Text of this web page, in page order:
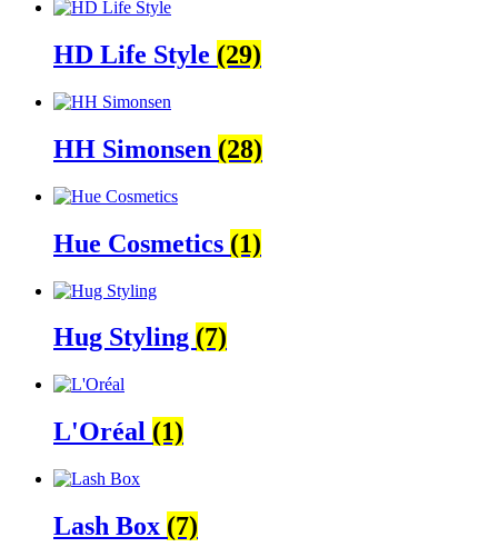
HD Life Style (29)
HH Simonsen (28)
Hue Cosmetics (1)
Hug Styling (7)
L'Oréal (1)
Lash Box (7)